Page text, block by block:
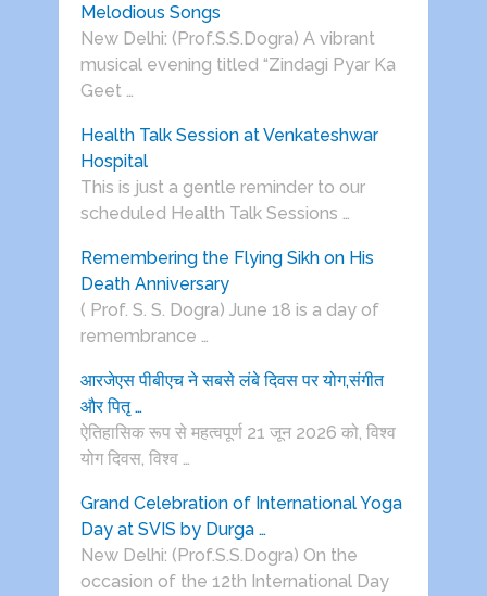
Melodious Songs
New Delhi: (Prof.S.S.Dogra) A vibrant
musical evening titled “Zindagi Pyar Ka
Geet …
Health Talk Session at Venkateshwar
Hospital
This is just a gentle reminder to our
scheduled Health Talk Sessions …
Remembering the Flying Sikh on His
Death Anniversary
( Prof. S. S. Dogra) June 18 is a day of
remembrance …
आरजेएस पीबीएच ने सबसे लंबे दिवस पर योग,संगीत
और पितृ …
ऐतिहासिक रूप से महत्वपूर्ण 21 जून 2026 को, विश्व
योग दिवस, विश्व …
Grand Celebration of International Yoga
Day at SVIS by Durga …
New Delhi: (Prof.S.S.Dogra) On the
occasion of the 12th International Day